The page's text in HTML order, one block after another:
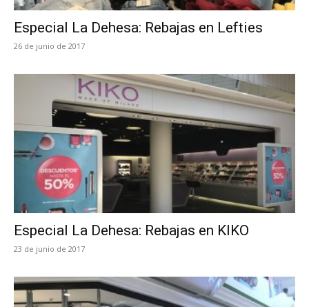
Especial La Dehesa: Rebajas en Lefties
26 de junio de 2017
Especial La Dehesa: Rebajas en KIKO
23 de junio de 2017